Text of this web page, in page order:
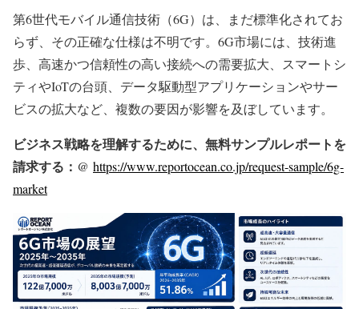
第6世代モバイル通信技術（6G）は、まだ標準化されてお
らず、その正確な仕様は不明です。6G市場には、技術進
歩、高速かつ信頼性の高い接続への需要拡大、スマートシ
ティやIoTの台頭、データ駆動型アプリケーションやサー
ビスの拡大など、複数の要因が影響を及ぼしています。
ビジネス戦略を理解するために、無料サンプルレポートを
請求する：@ https://www.reportocean.co.jp/request-sample/6g-
market